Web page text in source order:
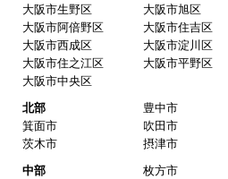
大阪市生野区
大阪市旭区
大阪市阿倍野区
大阪市住吉区
大阪市西成区
大阪市淀川区
大阪市住之江区
大阪市平野区
大阪市中央区
北部
豊中市
箕面市
吹田市
茨木市
摂津市
中部
枚方市